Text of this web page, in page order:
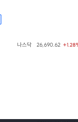
나스닥 26,690.62 +1.28%